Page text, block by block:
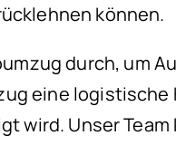
können.
durch, um
eine
Unser